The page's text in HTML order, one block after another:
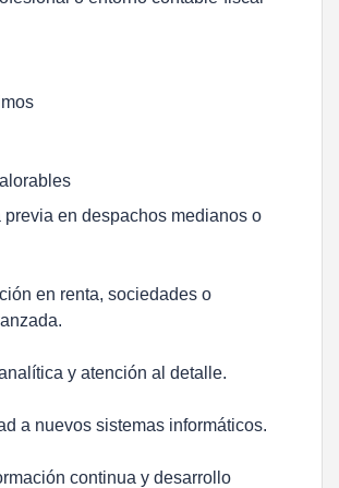
en despachos medianos o
en renta, sociedades o
y atención al detalle.
a nuevos sistemas informáticos.
continua y desarrollo